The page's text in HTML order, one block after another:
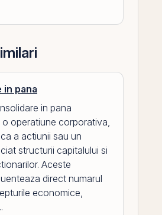
in pana
in pana
o operatiune corporativa,
a actiunii sau un
structurii capitalului si
Aceste
direct numarul
economice,